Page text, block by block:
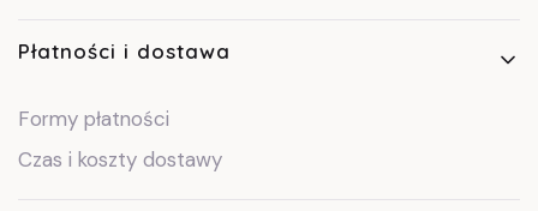
Płatności i dostawa
Formy płatności
Czas i koszty dostawy